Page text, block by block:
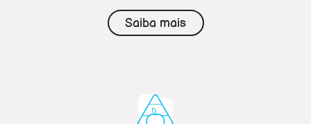
Saiba mais